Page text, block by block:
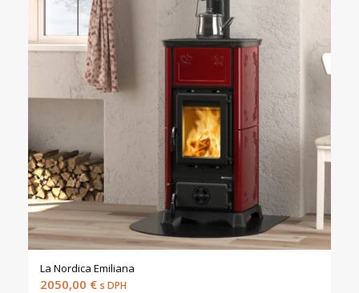
La Nordica Emiliana
2050,00 € s DPH